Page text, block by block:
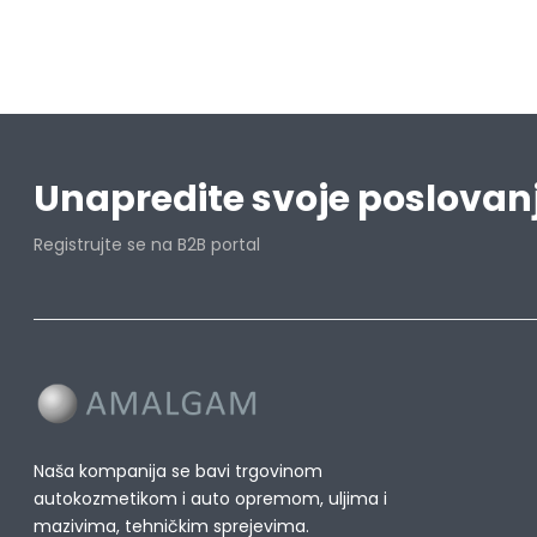
Unapredite svoje
Registrujte se na B2B portal
Naša kompanija se bavi trgovinom
autokozmetikom i auto opremom, uljima i
mazivima, tehničkim sprejevima.